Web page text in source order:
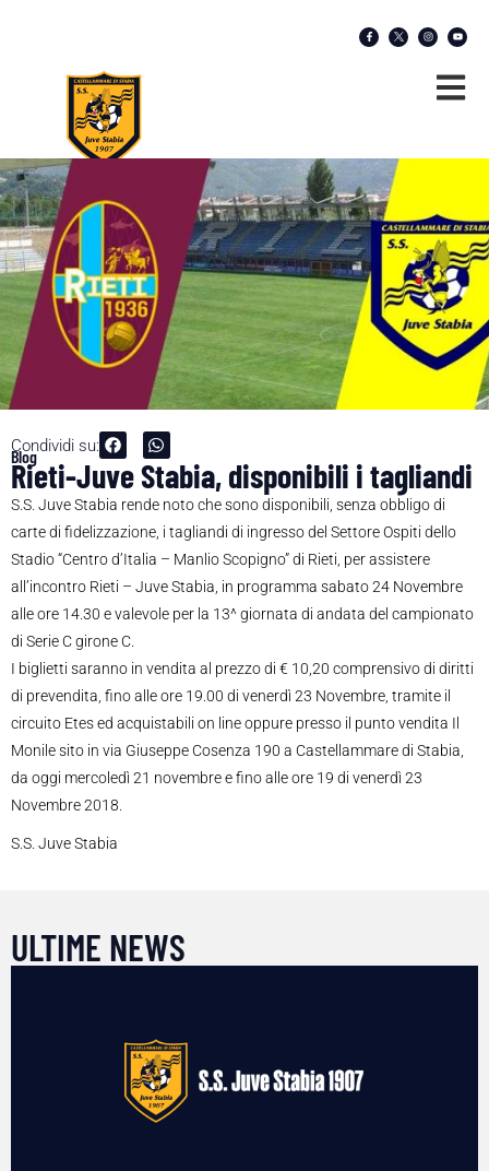
Condividi su:
Blog
Rieti-Juve Stabia, disponibili i tagliandi
S.S. Juve Stabia rende noto che sono disponibili, senza obbligo di
carte di fidelizzazione, i tagliandi di ingresso del Settore Ospiti dello
Stadio “Centro d’Italia – Manlio Scopigno” di Rieti, per assistere
all’incontro Rieti – Juve Stabia, in programma sabato 24 Novembre
alle ore 14.30 e valevole per la 13^ giornata di andata del campionato
di Serie C girone C.
I biglietti saranno in vendita al prezzo di € 10,20 comprensivo di diritti
di prevendita, fino alle ore 19.00 di venerdì 23 Novembre, tramite il
circuito Etes ed acquistabili on line oppure presso il punto vendita Il
Monile sito in via Giuseppe Cosenza 190 a Castellammare di Stabia,
da oggi mercoledì 21 novembre e fino alle ore 19 di venerdì 23
Novembre 2018.
S.S. Juve Stabia
ULTIME NEWS